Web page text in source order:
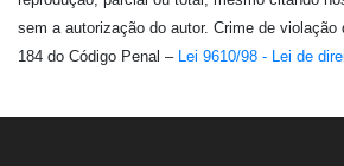
sem a autorização do autor. Crime de violação
184 do Código Penal – Lei 9610/98 - Lei de